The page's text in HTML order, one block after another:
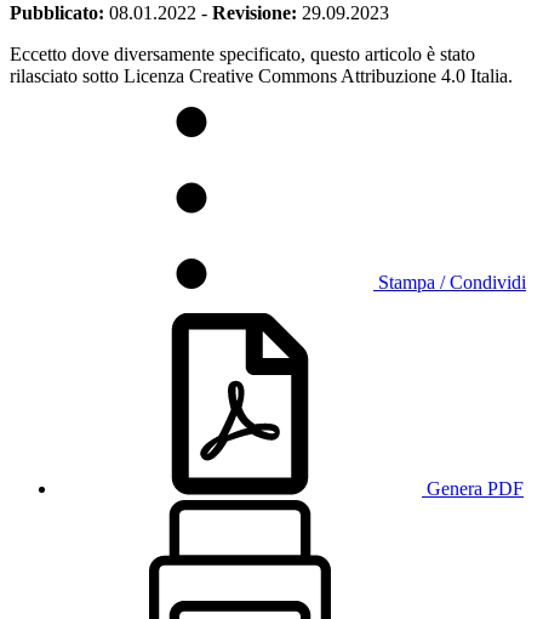
Pubblicato: 08.01.2022 - Revisione: 29.09.2023
Eccetto dove diversamente specificato, questo articolo è stato
rilasciato sotto Licenza Creative Commons Attribuzione 4.0 Italia.
Stampa / Condividi
Genera PDF